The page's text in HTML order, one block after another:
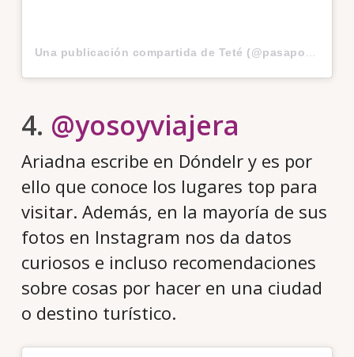
4. @yosoyviajera
Ariadna escribe en DóndeIr y es por
ello que conoce los lugares top para
visitar. Además, en la mayoría de sus
fotos en Instagram nos da datos
curiosos e incluso recomendaciones
sobre cosas por hacer en una ciudad
o destino turístico.